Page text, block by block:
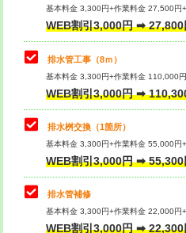
マス交換（土の掘削・埋め戻し
マス交換（深さ50㎝未満）
マス交換（深さ50㎝以上）
コンクリート斫り（厚さ10㎝まで
コンクリート斫り（厚さ10㎝超
モルタル補修（厚さ10㎝まで）
モルタル補修（厚さ10㎝超え）
止水・漏水調査・防水処理・清
理・調整・分解・加工など（重
その他部品の脱着
交換・取付（タンク）
交換・取付(単水栓（壁付・デッキ
式）)
交換・取付(混合水栓（壁付・デ
式・ワンホール）)
交換・取付(排水栓・排水トラッ
基本料金 3,300円+作業料金 27,500円
WEB割引3,000円 ➡ 27,800
排水管工事（8ｍ）
基本料金 3,300円+作業料金 110,000
WEB割引3,000円 ➡
排水桝交換（1箇所）
基本料金 3,300円+作業料金 55,000円
WEB割引3,000円 ➡ 55,300
排水管補修
基本料金 3,300円+作業料金 22,000円
WEB割引3,000円 ➡ 22,300